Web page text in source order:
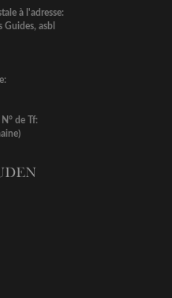
à l'adresse:
asbl
de Tf: